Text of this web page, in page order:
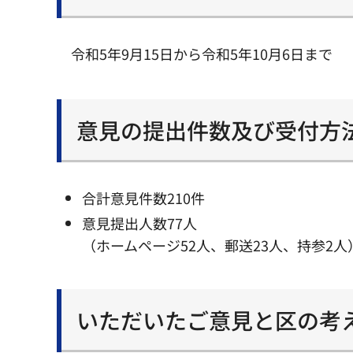
令和5年9月15日から令和5年10月6日まで
意見の提出件数及び受付方
合計意見件数210件
意見提出人数77人
（ホームページ52人、郵送23人、持参2人）
いただいたご意見と区の考